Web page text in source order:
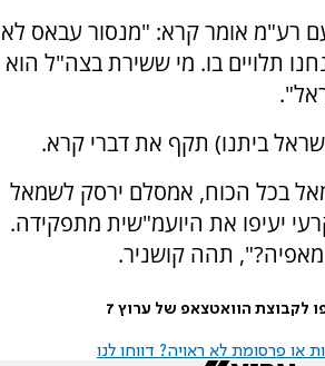
רע"מ אומר קרא: "מנסור עבאס לא
תלויים בו. מי ששירת בצה"ל הוא
ביתנו) תקף את דברי קרא.
בכל הכוח, אמסלם ירסק לשמאל
יעיפו את היועמ"שית מתפקידה.
תהה קושניר.
לקבוצת הוואטצאפ של ערוץ 7
או פרסומת לא ראויה? דווחו לנו